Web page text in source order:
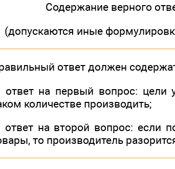
Содержание верного
(допускаются иные
ответ должен
ответ на первый вопрос: цели
количестве производить;
ответ на второй вопрос: если
то производитель